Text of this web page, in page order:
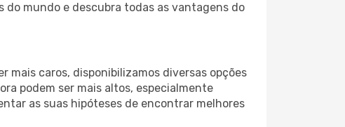
mundo e descubra todas as vantagens do
mais caros, disponibilizamos diversas opções
podem ser mais altos, especialmente
as suas hipóteses de encontrar melhores